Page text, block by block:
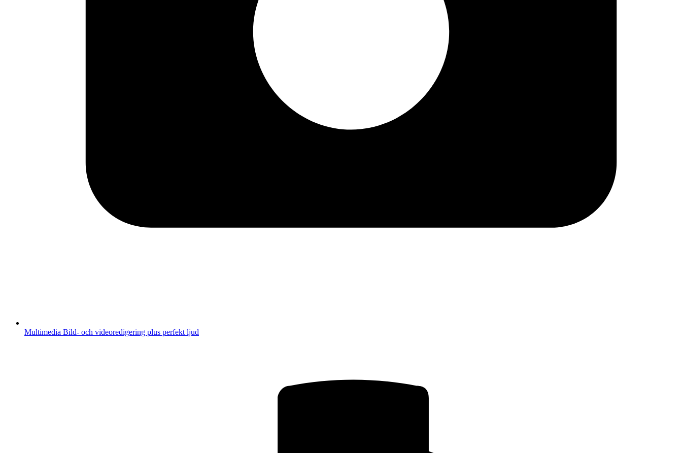
Multimedia Bild- och videoredigering plus perfekt ljud